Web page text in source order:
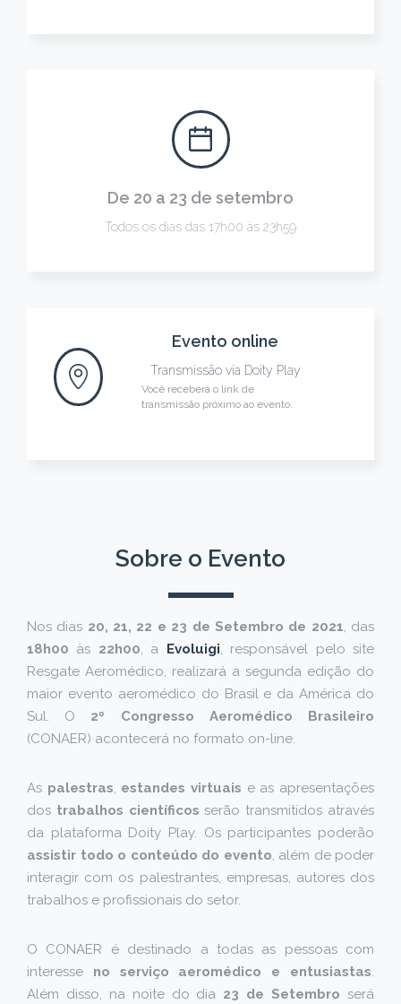
De 20 a 23 de setembro
Todos os dias das 17h00 às 23h59
Evento online
Transmissão via Doity Play
Você receberá o link de
transmissão próximo ao evento.
Sobre o Evento
Nos dias 20, 21, 22 e 23 de Setembro de 2021, das
18h00 às 22h00, a Evoluigi, responsável pelo site
Resgate Aeromédico, realizará a segunda edição do
maior evento aeromédico do Brasil e da América do
Sul. O 2º Congresso Aeromédico Brasileiro
(CONAER) acontecerá no formato on-line.
As palestras, estandes virtuais e as apresentações
dos trabalhos científicosserão transmitidos através
da plataforma Doity Play. Os participantes poderão
assistir todo o conteúdo do evento, além de poder
interagir com os palestrantes, empresas, autores dos
trabalhos e profissionais do setor.
O CONAER é destinado a todas as pessoas com
interesse no serviço aeromédico e entusiastas.
Além disso, na noite do dia 23 de Setembro será